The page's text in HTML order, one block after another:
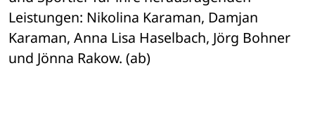
Leistungen: Nikolina Karaman, Damjan
Karaman, Anna Lisa Haselbach, Jörg Bohner
und Jönna Rakow. (ab)